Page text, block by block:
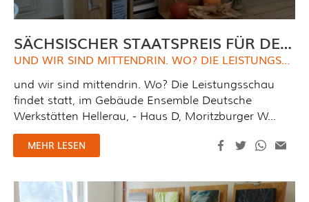
SÄCHSISCHER STAATSPREIS FÜR DESIGN 2018
UND WIR SIND MITTENDRIN. WO? DIE LEISTUNGSSCHAU FINDET STATT, IM GEBÄUDE ENSEMBLE DEUTSCHE WERKSTÄTTEN HELLERAU,
und wir sind mittendrin. Wo? Die Leistungsschau
findet statt, im Gebäude Ensemble Deutsche
Werkstätten Hellerau, - Haus D, Moritzburger W...
MEHR LESEN